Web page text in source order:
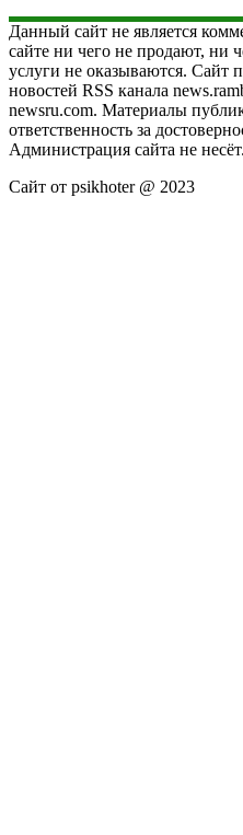
Данный сайт не является
сайте ни чего не продают, ни
услуги не оказываются. Сайт
новостей RSS канала
newsru.com. Материалы
ответственность за
Администрация сайта не несёт.
Сайт от psikhoter @ 2023